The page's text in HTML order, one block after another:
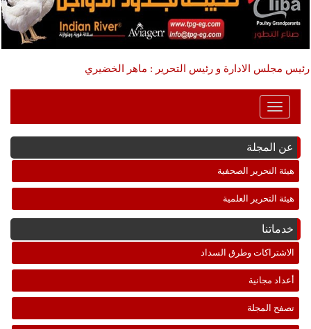
رئيس مجلس الادارة و رئيس التحرير : ماهر الخضيري
Toggle
Navigation
عن المجلة
هيئة التحرير الصحفية
هيئة التحرير العلمية
خدماتنا
الاشتراكات وطرق السداد
أعداد مجانية
تصفح المجلة